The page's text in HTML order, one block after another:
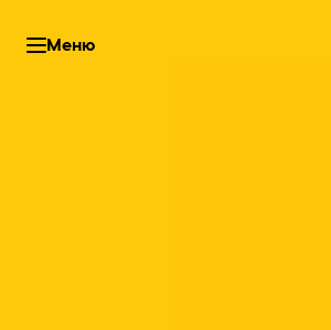
Меню